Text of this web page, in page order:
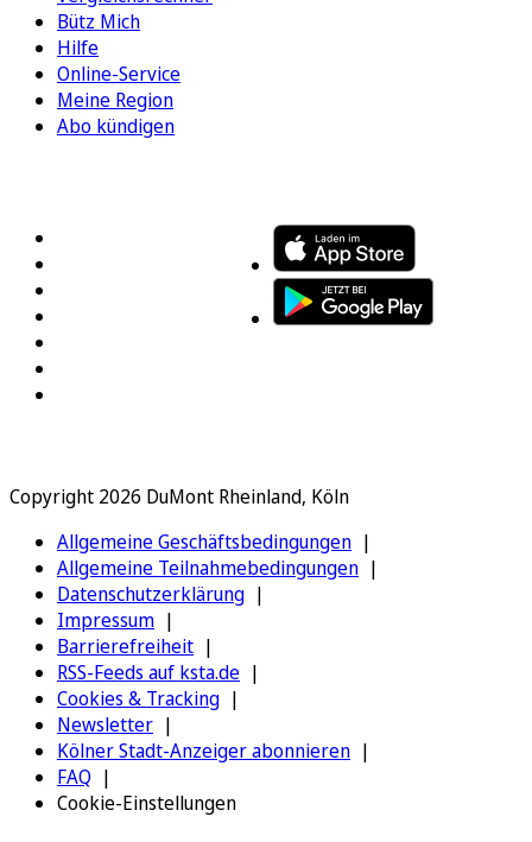
Bütz Mich
Hilfe
Online-Service
Meine Region
Abo kündigen
Copyright 2026 DuMont Rheinland, Köln
Allgemeine Geschäftsbedingungen
Allgemeine Teilnahmebedingungen
Datenschutzerklärung
Impressum
Barrierefreiheit
RSS-Feeds auf ksta.de
Cookies & Tracking
Newsletter
Kölner Stadt-Anzeiger abonnieren
FAQ
Cookie-Einstellungen